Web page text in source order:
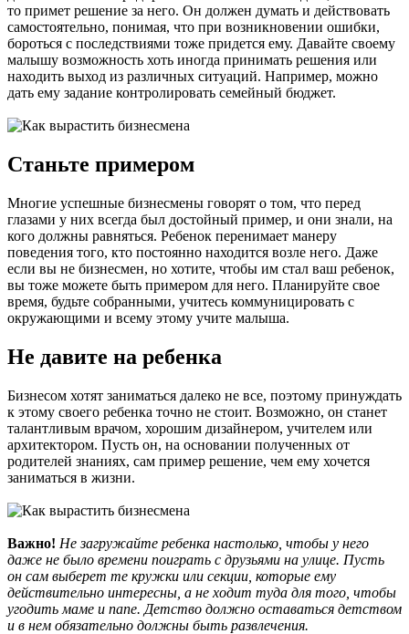
то примет решение за него. Он должен думать и действовать
самостоятельно, понимая, что при возникновении ошибки,
бороться с последствиями тоже придется ему. Давайте своему
малышу возможность хоть иногда принимать решения или
находить выход из различных ситуаций. Например, можно
дать ему задание контролировать семейный бюджет.
Станьте примером
Многие успешные бизнесмены говорят о том, что перед
глазами у них всегда был достойный пример, и они знали, на
кого должны равняться. Ребенок перенимает манеру
поведения того, кто постоянно находится возле него. Даже
если вы не бизнесмен, но хотите, чтобы им стал ваш ребенок,
вы тоже можете быть примером для него. Планируйте свое
время, будьте собранными, учитесь коммуницировать с
окружающими и всему этому учите малыша.
Не давите на ребенка
Бизнесом хотят заниматься далеко не все, поэтому принуждать
к этому своего ребенка точно не стоит. Возможно, он станет
талантливым врачом, хорошим дизайнером, учителем или
архитектором. Пусть он, на основании полученных от
родителей знаниях, сам пример решение, чем ему хочется
заниматься в жизни.
Важно! Не загружайте ребенка настолько, чтобы у него
даже не было времени поиграть с друзьями на улице. Пусть
он сам выберет те кружки или секции, которые ему
действительно интересны, а не ходит туда для того, чтобы
угодить маме и папе. Детство должно оставаться детством
и в нем обязательно должны быть развлечения.